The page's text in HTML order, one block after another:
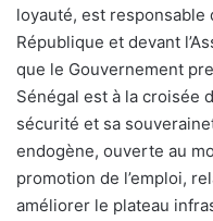
loyauté, est
République et devant
que le Gouvernement
Sénégal est à la croisée
sécurité et sa
endogène, ouverte au
promotion de l’emploi,
améliorer le plateau